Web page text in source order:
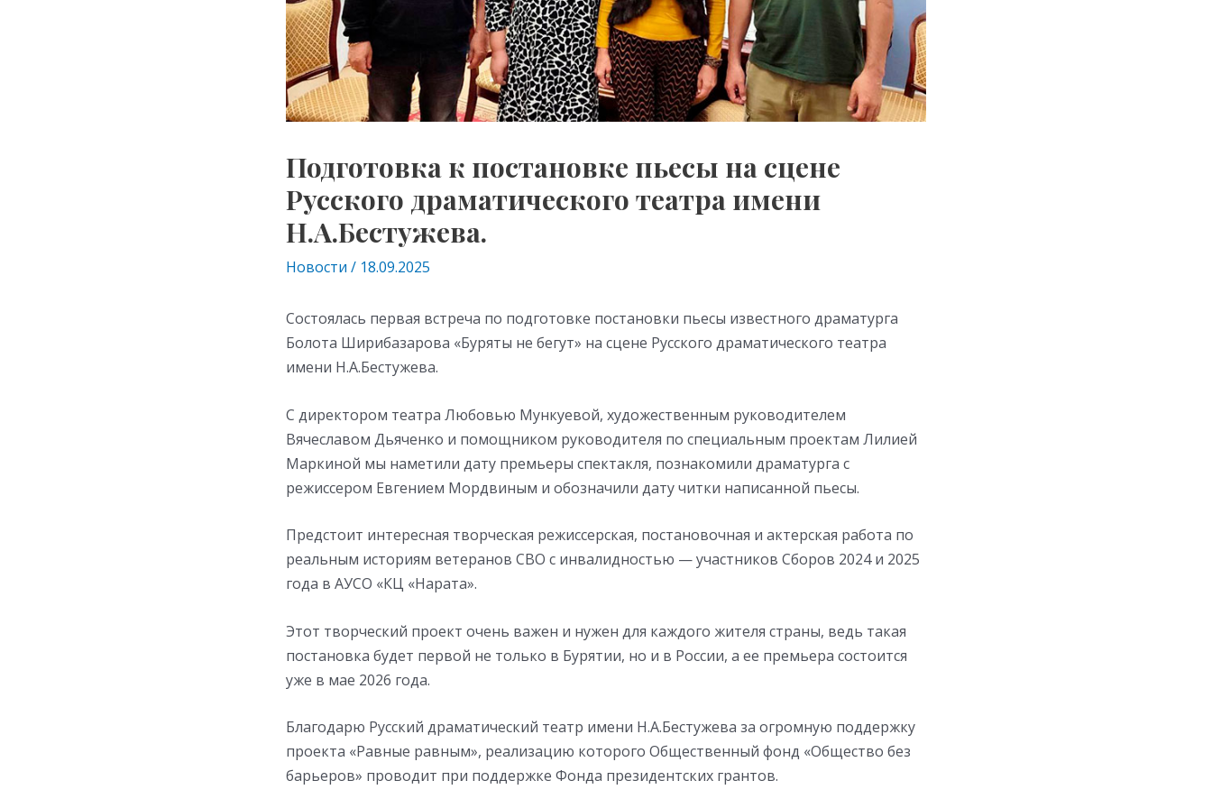
Подготовка к постановке пьесы на сцене
Русского драматического театра имени
Н.А.Бестужева.
Новости / 18.09.2025
Состоялась первая встреча по подготовке постановки пьесы известного драматурга
Болота Ширибазарова «Буряты не бегут» на сцене Русского драматического театра
имени Н.А.Бестужева.
С директором театра Любовью Мункуевой, художественным руководителем
Вячеславом Дьяченко и помощником руководителя по специальным проектам Лилией
Маркиной мы наметили дату премьеры спектакля, познакомили драматурга с
режиссером Евгением Мордвиным и обозначили дату читки написанной пьесы.
Предстоит интересная творческая режиссерская, постановочная и актерская работа по
реальным историям ветеранов СВО с инвалидностью — участников Сборов 2024 и 2025
года в АУСО «КЦ «Нарата».
Этот творческий проект очень важен и нужен для каждого жителя страны, ведь такая
постановка будет первой не только в Бурятии, но и в России, а ее премьера состоится
уже в мае 2026 года.
Благодарю Русский драматический театр имени Н.А.Бестужева за огромную поддержку
проекта «Равные равным», реализацию которого Общественный фонд «Общество без
барьеров» проводит при поддержке Фонда президентских грантов.